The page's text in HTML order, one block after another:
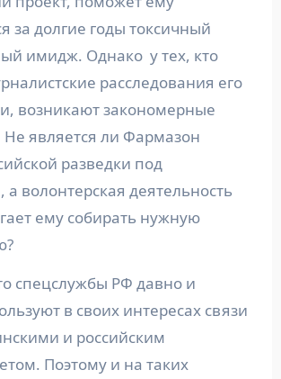
за долгие годы токсичный
имидж. Однако у тех, кто
расследования его
возникают закономерные
является ли Фармазон
разведки под
волонтерская деятельность
ему собирать нужную
спецслужбы РФ давно и
в своих интересах связи
и российским
Поэтому и на таких